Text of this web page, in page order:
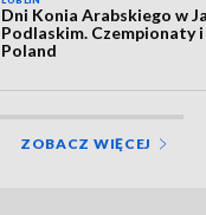
Dni Konia Arabskiego w
Podlaskim. Czempionaty
Poland
ZOBACZ WIĘCEJ